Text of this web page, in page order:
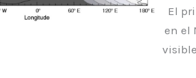
El
en el